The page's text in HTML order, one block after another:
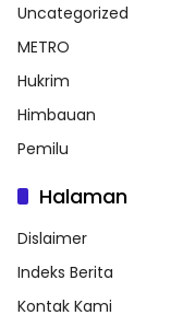
Uncategorized
METRO
Hukrim
Himbauan
Pemilu
Halaman
Dislaimer
Indeks Berita
Kontak Kami